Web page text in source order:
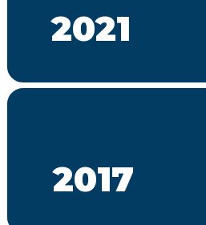
2021
2017